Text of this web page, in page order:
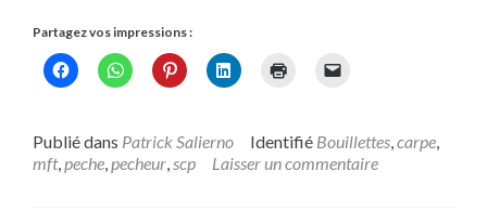
Partagez vos impressions :
Publié dans Patrick Salierno Identifié Bouillettes,carpe,
mft,peche,pecheur,scp Laisser un commentaire